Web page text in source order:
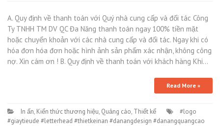
A. Quy định về thanh toán với Quý nhà cung cấp và đối tác Công
Ty TNHH TM DV QC Đa Năng thanh toán ngay 100% tiền mặt
hoặc chuyển khoản với các nhà cung cấp và đối tác. Ngay khi có
hóa đơn hóa đơn hoặc hình ảnh sản phẩm xác nhận, không công
nợ. Xin cám ơn ! B. Quy định về thanh toán với khách hàng Khi…
Read More »
In ấn, Kiến thức thương hiệu, Quảng cáo, Thiết kế
#logo
#giaytieude #letterhead #thietkeinan #danangdesign #danangquangcao